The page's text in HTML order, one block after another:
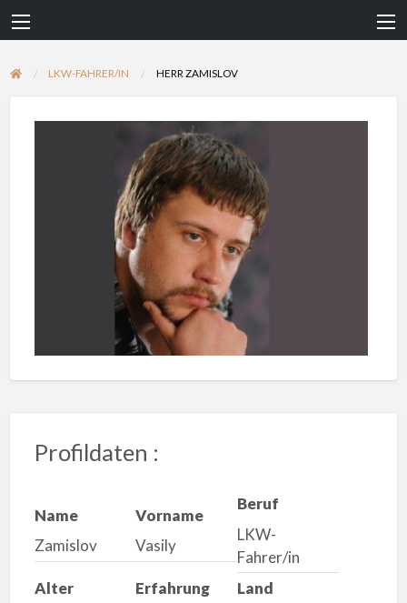
LKW-FAHRER/IN HERR ZAMISLOV
Profildaten :
Name
Zamislov
Vorname
Vasily
Beruf
LKW-
Fahrer/in
Alter
Erfahrung
Land